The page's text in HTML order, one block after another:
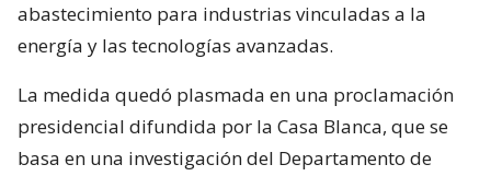
abastecimiento para industrias vinculadas a la
energía y las tecnologías avanzadas.
La medida quedó plasmada en una proclamación
presidencial difundida por la Casa Blanca, que se
basa en una investigación del Departamento de